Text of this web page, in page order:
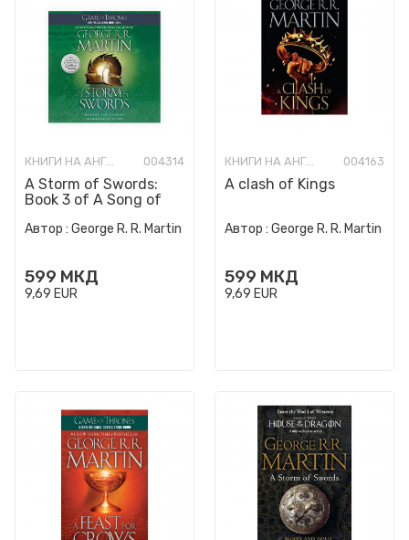
КНИГИ НА АНГЛИСКИ ЈАЗИК 004314
A Storm of Swords:
Book 3 of A Song of
Автор : George R. R. Martin
599 МКД
9,69 EUR
КНИГИ НА АНГЛИСКИ ЈАЗИК 004163
A clash of Kings
Автор : George R. R. Martin
599 МКД
9,69 EUR